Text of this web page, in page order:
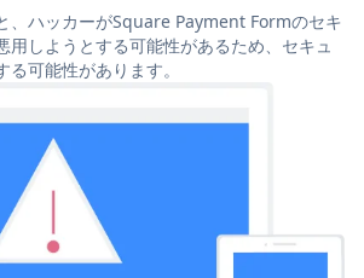
、ハッカーがSquare Payment Formのセキ
用しようとする可能性があるため、セキュ
可能性があります。